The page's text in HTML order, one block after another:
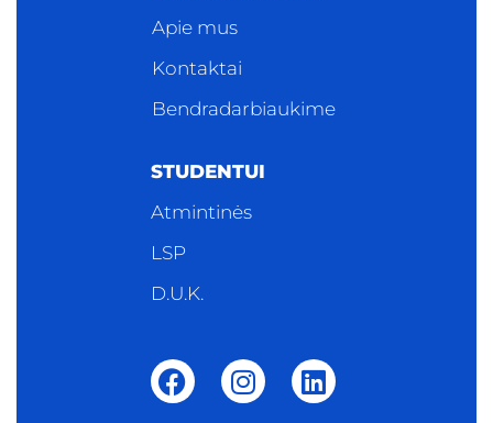
Apie mus
Kontaktai
Bendradarbiaukime
STUDENTUI
Atmintinės
LSP
D.U.K.